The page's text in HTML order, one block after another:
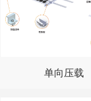
单向压载